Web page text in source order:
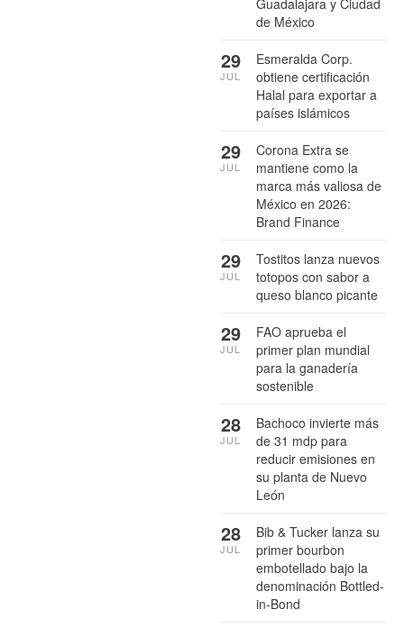
Guadalajara y Ciudad
de México
Esmeralda Corp.
obtiene certificación
Halal para exportar a
países islámicos
29
JUL
Corona Extra se
mantiene como la
marca más valiosa de
México en 2026:
Brand Finance
29
JUL
Tostitos lanza nuevos
totopos con sabor a
queso blanco picante
29
JUL
FAO aprueba el
primer plan mundial
para la ganadería
sostenible
29
JUL
Bachoco invierte más
de 31 mdp para
reducir emisiones en
su planta de Nuevo
León
28
JUL
Bib & Tucker lanza su
primer bourbon
embotellado bajo la
denominación Bottled-
in-Bond
28
JUL